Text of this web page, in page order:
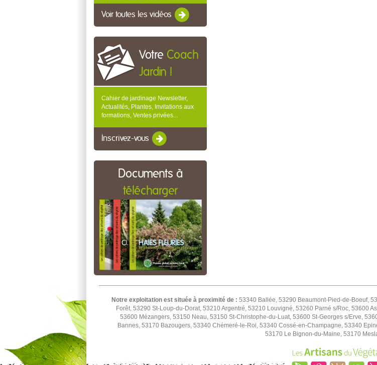
Voir toutes les vidéos
Votre Coach
Jardin !
Cahier de jardinage Newsletter,
Actualités, Plantes, Invitations aux
formations, Ventes privées...
Inscrivez-vous
Documents à
télécharger
Notre exploitation est située à proximité de : 53340 Ballée, 53290 Beaumont-Pied-de-Boeuf,
Forêt, 53290 St-Loup-du-Dorat, 53210 Argentré, 53210 Louvigné, 53260 Parné s/Roc, 53600
53600 Mézangers, 53150 Neau, 53150 St-Christophe-du-Luat, 53600 St-Georges s/Erve,
Bannes, 53170 Bazougers, 53340 Chémeré-le-Roi, 53340 Cossé-en-Champagne, 53340
53170 Le Bignon-du-Maine, 53170